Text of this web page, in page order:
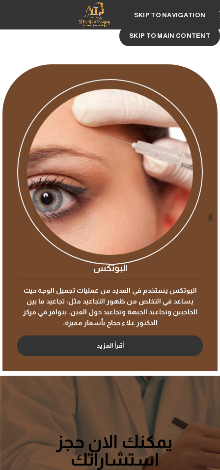
SKIP TO NAVIGATION
SKIP TO MAIN CONTENT
MENU
خدماتنا
البوتكس
البوتكس يستخدم في العديد من عمليات تجميل الوجه حيث
يساعد في التخلص من ظهور التجاعيد مثل: تجاعيد ما بين
الحاجبين وتجاعيد الجبهة وتجاعيد حول العين، يتوافر في مركز
الدكتور علاء حجاج بأسعار مميزة.
أقرأ المزيد
يمكنك الان حجز
استشاراتك